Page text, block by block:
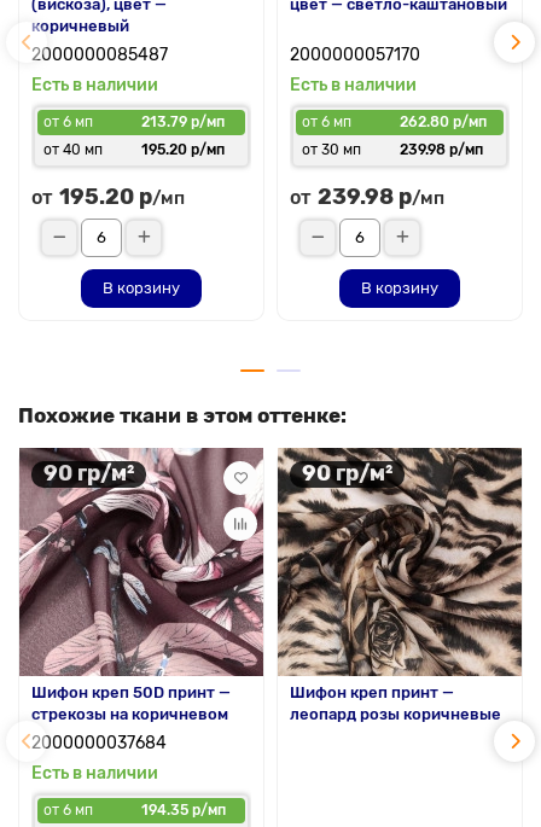
(вискоза), цвет —
коричневый
2000000085487
Есть в наличии
от 6 мп
213.79 р/мп
от 40 мп
195.20 р/мп
от 195.20 р/мп
В корзину
цвет — светло-каштановый
2000000057170
Есть в наличии
от 6 мп
262.80 р/мп
от 30 мп
239.98 р/мп
от 239.98 р/мп
В корзину
Похожие ткани в этом оттенке:
90 гр/м²
Шифон креп 50D принт —
стрекозы на коричневом
2000000037684
Есть в наличии
от 6 мп
194.35 р/мп
90 гр/м²
Шифон креп принт —
леопард розы коричневые